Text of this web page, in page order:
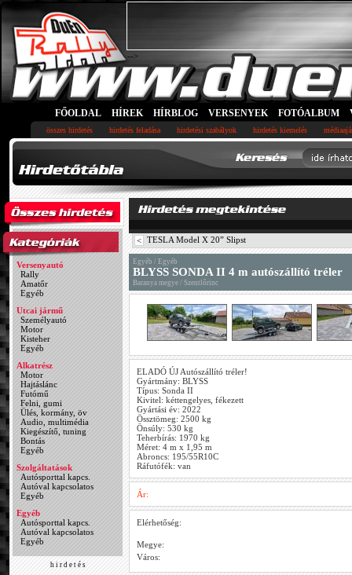
-->
FŐOLDAL HÍREK HÍRBLOG VERSENYEK FOTÓALBUM
összes hirdetés hirdetés feladása hirdetési szabályok hirdetés kiemelés
Versenyautó
Rally
Amatőr
Egyéb
Utcai jármű
Személyautó
Motor
Kisteher
Egyéb
Alkatrész
Motor
Hajtáslánc
Futómű
Felni, gumi
Ülés, kormány, öv
Audio, multimédia
Kiegészítő, tuning
Bontás
Egyéb
Szolgáltatások
Autósporttal kapcs.
Autóval kapcsolatos
Egyéb
Egyéb
Autósporttal kapcs.
Autóval kapcsolatos
Egyéb
h i r d e t é s
< TESLA Model X 20” Slipst
Egyéb / Egyéb
BLYSS SONDA II 4 m autószállító tréler
Baranya megye / Szentlőrinc
ELADÓ ÚJ Autószállító tréler!
Gyártmány: BLYSS
Típus: Sonda II
Kivitel: kéttengelyes, fékezett
Gyártási év: 2022
Össztömeg: 2500 kg
Önsúly: 530 kg
Teherbírás: 1970 kg
Méret: 4 m x 1,95 m
Abroncs: 195/55R10C
Ráfutófék: van
Ár:
Elérhetőség:
Megye:
Város: